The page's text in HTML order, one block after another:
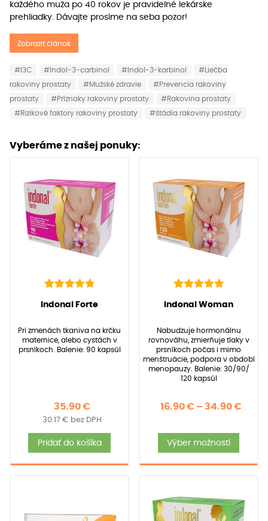
každého muža po 40 rokov je pravidelné lekárske
prehliadky. Dávajte prosíme na seba pozor!
Zobraziť článok
#I3C #Indol-3-carbinol #Indol-3-karbinol
#Liečba
rakoviny prostaty
#Mužské zdravie
#Prevencia rakoviny
prostaty
#Príznaky rakoviny prostaty
#Rakovina prostaty
#Rizikové faktory rakoviny prostaty
#štádia rakoviny prostaty
Vyberáme z našej ponuky:
4.91
základe
zákazníckych
recenzií
(142recenzií
Indonal Forte
Pri zmenách tkaniva na krčku
maternice, alebo cystách v
prsníkoch. Balenie: 90 kapsúl
35.90€
30.17 € bez DPH
Pridať do košíka
4.97
základe
zákazníckych
recenzií
recenzií zákazníkov)
Indonal Woman
Nabudzuje hormonálnu
rovnováhu, zmierňuje tlaky v
prsníkoch počas i mimo
menštruácie, podpora v období
menopauzy. Balenie: 30/90/
120 kapsúl
16.90€ – 34.90€
Výber možností
má